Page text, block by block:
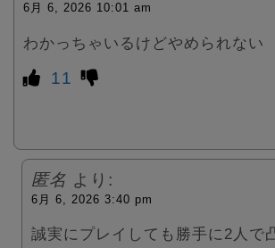
6月 6, 2026 10:01 am
わかっちゃいるけどやめられない
11
匿名 より:
6月 6, 2026 3:40 pm
誠実にプレイしても勝手に2人で